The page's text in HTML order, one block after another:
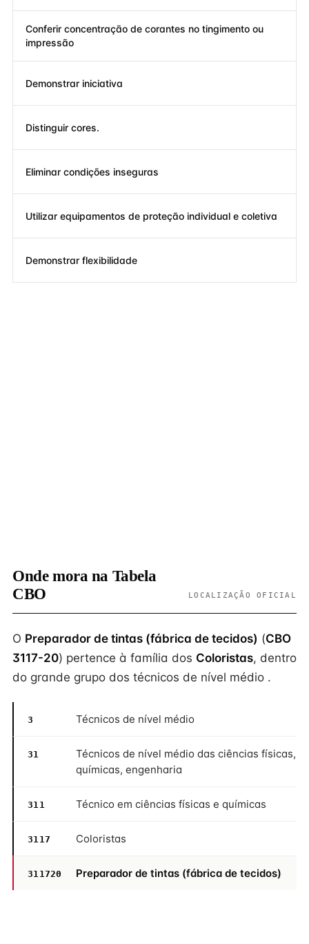
Conferir concentração de corantes no tingimento ou
impressão
Demonstrar iniciativa
Distinguir cores.
Eliminar condições inseguras
Utilizar equipamentos de proteção individual e coletiva
Demonstrar flexibilidade
Onde mora na Tabela
CBO
LOCALIZAÇÃO OFICIAL
O Preparador de tintas (fábrica de tecidos) (CBO
3117-20) pertence à família dos Coloristas, dentro
do grande grupo dos técnicos de nível médio .
3 Técnicos de nível médio
31
Técnicos de nível médio das ciências físicas,
químicas, engenharia
311 Técnico em ciências físicas e químicas
3117 Coloristas
311720 Preparador de tintas (fábrica de tecidos)